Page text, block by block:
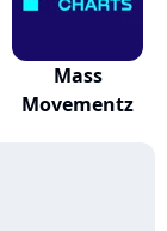
Mass
Movementz